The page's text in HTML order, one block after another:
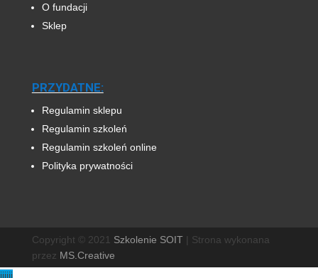
O fundacji
Sklep
PRZYDATNE:
Regulamin sklepu
Regulamin szkoleń
Regulamin szkoleń online
Polityka prywatności
Copyright © 2021 Szkolenie SOIT| Strona wykonana
przez MS.Creative
jjjjjj